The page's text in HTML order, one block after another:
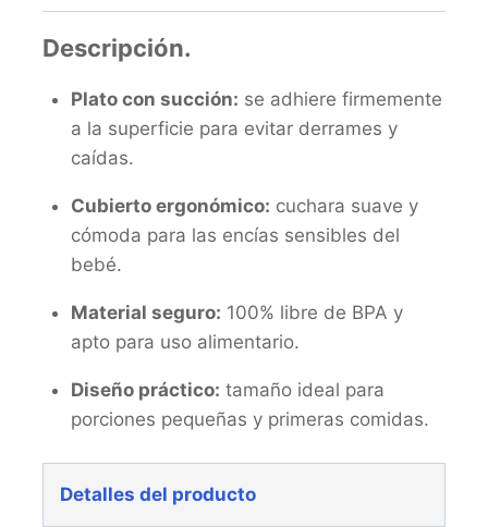
Descripción.
Plato con succión: se adhiere firmemente
a la superficie para evitar derrames y
caídas.
Cubierto ergonómico: cuchara suave y
cómoda para las encías sensibles del
bebé.
Material seguro: 100% libre de BPA y
apto para uso alimentario.
Diseño práctico: tamaño ideal para
porciones pequeñas y primeras comidas.
Detalles del producto